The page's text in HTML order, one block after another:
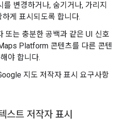
변경하거나, 숨기거나, 가리지
게 표시되도록 합니다.
또는 충분한 공백과 같은 UI 신호
Platform 콘텐츠를 다른 콘텐
야 합니다.
지도 저작자 표시 요구사항
트 저작자 표시